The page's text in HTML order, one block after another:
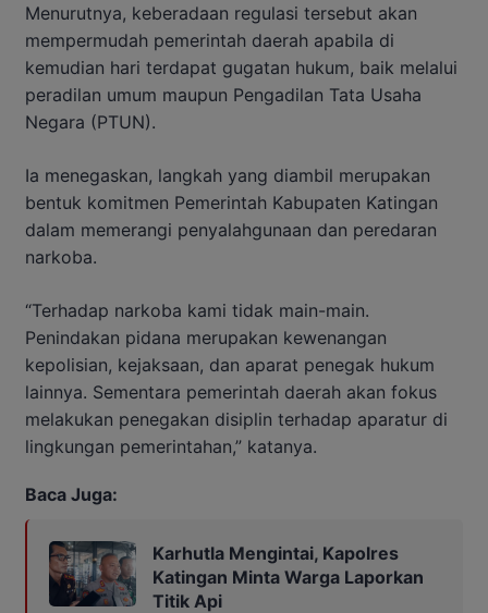
Menurutnya, keberadaan regulasi tersebut akan
mempermudah pemerintah daerah apabila di
kemudian hari terdapat gugatan hukum, baik melalui
peradilan umum maupun Pengadilan Tata Usaha
Negara (PTUN).
Ia menegaskan, langkah yang diambil merupakan
bentuk komitmen Pemerintah Kabupaten Katingan
dalam memerangi penyalahgunaan dan peredaran
narkoba.
“Terhadap narkoba kami tidak main-main.
Penindakan pidana merupakan kewenangan
kepolisian, kejaksaan, dan aparat penegak hukum
lainnya. Sementara pemerintah daerah akan fokus
melakukan penegakan disiplin terhadap aparatur di
lingkungan pemerintahan,” katanya.
Baca Juga:
Karhutla Mengintai, Kapolres
Katingan Minta Warga Laporkan
Titik Api